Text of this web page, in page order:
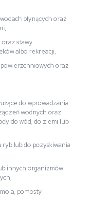
płynących oraz
oraz stawy
albo rekreacji,
oraz
do wprowadzania
wodnych oraz
do wód, do ziemi lub
ryb lub do pozyskiwania
innych organizmów
pomosty i